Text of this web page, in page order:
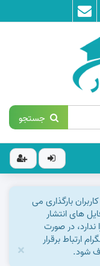
جستجو
بارگذاری می
های انتشار
در صورت
ارتباط برقرار
شود.
×